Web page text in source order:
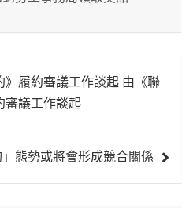
》履約審議工作談起 由《聯
審議工作談起
態勢或將會形成競合關係